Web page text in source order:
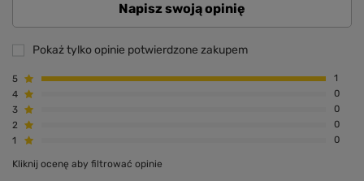
Napisz swoją opinię
Pokaż tylko opinie potwierdzone zakupem
5
1
4
0
3
0
2
0
1
0
Kliknij ocenę aby filtrować opinie